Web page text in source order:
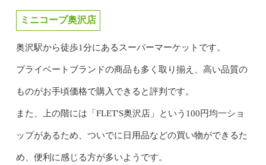
ミニコープ奥沢店
奥沢駅から徒歩1分にあるスーパーマーケットです。
プライベートブランドの商品も多く取り揃え、高い品質の
ものがお手頃価格で購入できると評判です。
また、上の階には「FLET'S奥沢店」という100円均一ショ
ップがあるため、ついでに日用品などの買い物ができるた
め、便利に感じる方が多いようです。